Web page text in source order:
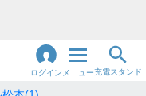
ログイン メニュー充電スタンド